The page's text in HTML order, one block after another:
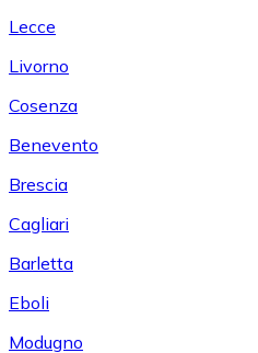
Lecce
Livorno
Cosenza
Benevento
Brescia
Cagliari
Barletta
Eboli
Modugno